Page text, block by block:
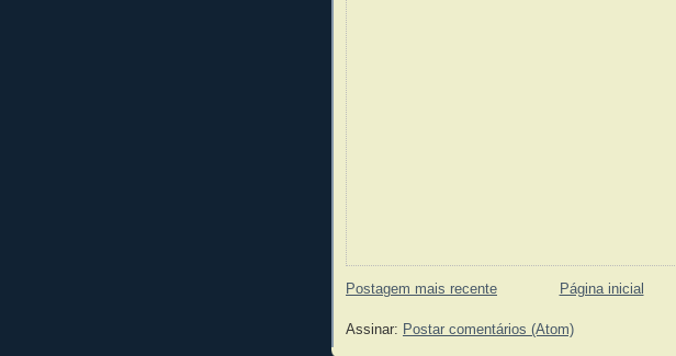
Postagem mais recente Página inicial
Assinar: Postar comentários (Atom)